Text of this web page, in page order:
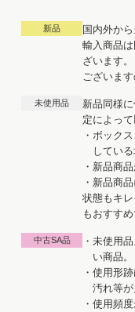
新品
国内外か
輸入商品
ざいます
ございま
未使用品
新品同様
定によっ
・ボック
している
・新品商
・新品商
状態もキ
もおすすめ
中古SA品
・未使用
い商品。
・使用形
汚れ等が
・使用頻